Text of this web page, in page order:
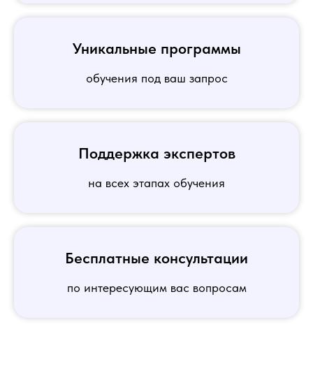
Уникальные программы
обучения под ваш запрос
Поддержка экспертов
на всех этапах обучения
Бесплатные консультации
по интересующим вас вопросам